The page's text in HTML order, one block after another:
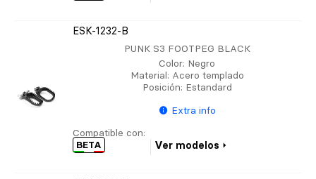
ESK-1232-B
PUNK S3 FOOTPEG BLACK
Color: Negro
Material: Acero templado
Posición: Estandard
Extra info
Compatible con:
BETA
Ver modelos